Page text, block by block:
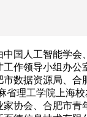
国人工智能学会
作领导小组办公
数据资源局、合
省理工学院上海
协会、合肥市青